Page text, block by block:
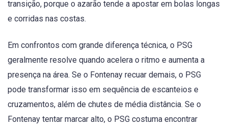
transição, porque o azarão tende a apostar em bolas longas
e corridas nas costas.
Em confrontos com grande diferença técnica, o PSG
geralmente resolve quando acelera o ritmo e aumenta a
presença na área. Se o Fontenay recuar demais, o PSG
pode transformar isso em sequência de escanteios e
cruzamentos, além de chutes de média distância. Se o
Fontenay tentar marcar alto, o PSG costuma encontrar